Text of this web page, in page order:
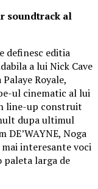
soundtrack al
definesc editia
a lui Nick Cave
Royale,
ul cinematic al lui
line-up construit
dupa ultimul
DE’WAYNE, Noga
interesante voci
paleta larga de